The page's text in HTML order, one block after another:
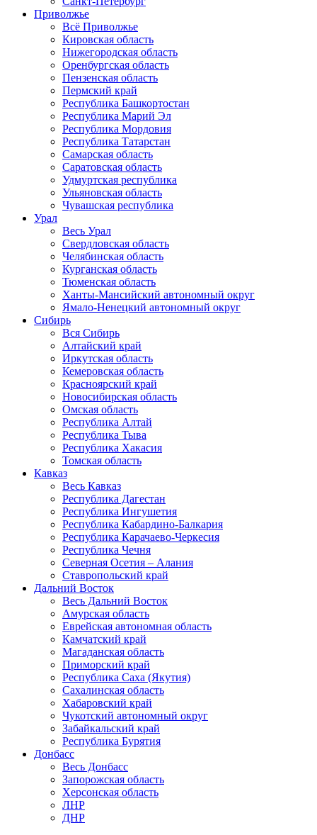
Приволжье
Всё Приволжье
Кировская область
Нижегородская область
Оренбургская область
Пензенская область
Пермский край
Республика Башкортостан
Республика Марий Эл
Республика Мордовия
Республика Татарстан
Самарская область
Саратовская область
Удмуртская республика
Ульяновская область
Чувашская республика
Урал
Весь Урал
Свердловская область
Челябинская область
Курганская область
Тюменская область
Ханты-Мансийский автономный округ
Ямало-Ненецкий автономный округ
Сибирь
Вся Сибирь
Алтайский край
Иркутская область
Кемеровская область
Красноярский край
Новосибирская область
Омская область
Республика Алтай
Республика Тыва
Республика Хакасия
Томская область
Кавказ
Весь Кавказ
Республика Дагестан
Республика Ингушетия
Республика Кабардино-Балкария
Республика Карачаево-Черкесия
Республика Чечня
Северная Осетия – Алания
Ставропольский край
Дальний Восток
Весь Дальний Восток
Амурская область
Еврейская автономная область
Камчатский край
Магаданская область
Приморский край
Республика Саха (Якутия)
Сахалинская область
Хабаровский край
Чукотский автономный округ
Забайкальский край
Республика Бурятия
Донбасс
Весь Донбасс
Запорожская область
Херсонская область
ЛНР
ДНР